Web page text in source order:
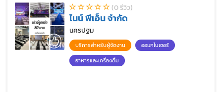
(0 รีวิว)
ไนน์ พีเอ็น จำกัด
นครปฐม
บริการสำหรับผู้จัดงาน
ออแกไนเซอร์
อาหารและเครื่องดื่ม